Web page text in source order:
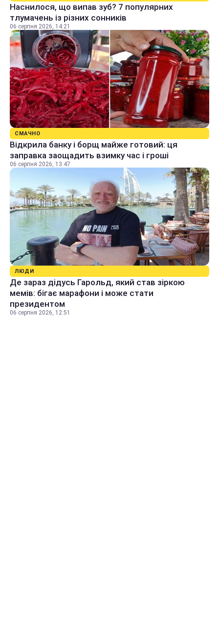
Наснилося, що випав зуб? 7 популярних
тлумачень із різних сонників
06 серпня 2026, 14:21
СМАЧНО
Відкрила банку і борщ майже готовий: ця
заправка заощадить взимку час і гроші
06 серпня 2026, 13:47
ЛЮДИ
Де зараз дідусь Гарольд, який став зіркою
мемів: бігає марафони і може стати
президентом
06 серпня 2026, 12:51